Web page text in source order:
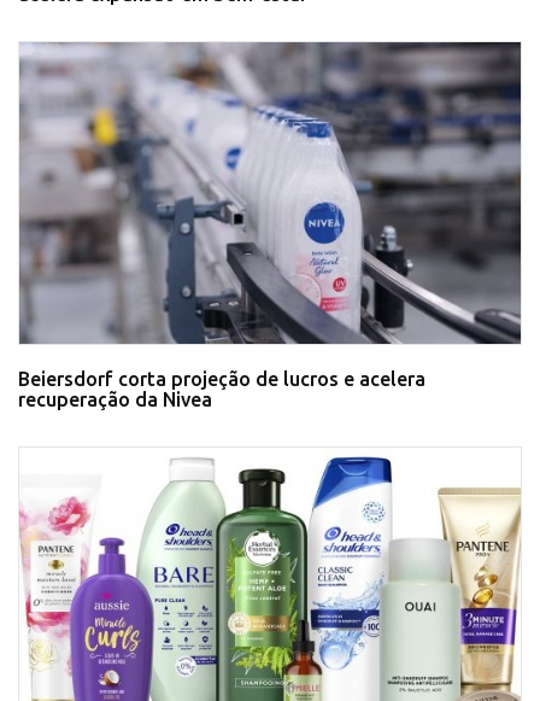
Beiersdorf corta projeção de lucros e acelera
recuperação da Nivea